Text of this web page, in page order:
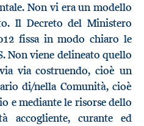
Non vi era un modello
Il Decreto del Ministero
fissa in modo chiaro le
Non viene delineato quello
via costruendo, cioè un
di/nella Comunità, cioè
e mediante le risorse dello
accogliente, curante ed